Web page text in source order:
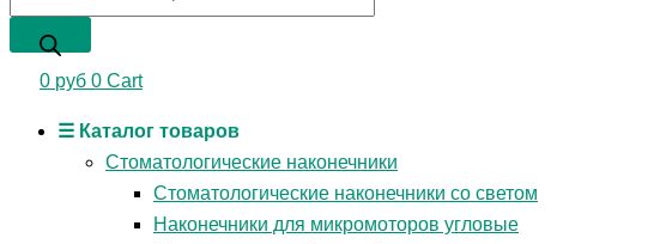
0 руб 0 Cart
☰ Каталог товаров
Стоматологические наконечники
Стоматологические наконечники со светом
Наконечники для микромоторов угловые